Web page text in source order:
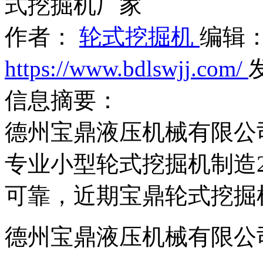
作者： 轮式挖掘机 编辑
https://www.bdlswjj.com/
信息摘要：
德州宝鼎液压机械有限
专业小型轮式挖掘机制
可靠，近期宝鼎轮式挖
德州宝鼎液压机械有限公